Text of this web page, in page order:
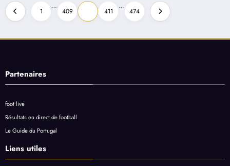
Pagination
des
publications
1
…
409 411
…
474
Partenaires
foot live
Résultats en direct de football
Le Guide du Portugal
Liens utiles